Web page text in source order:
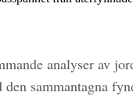
analyser av
den sammantagna